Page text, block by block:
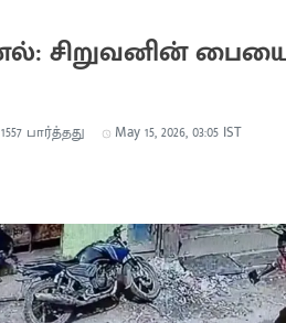
சிறுவனின் பையை
1557 பார்த்தது May 15, 2026, 03:05 IST